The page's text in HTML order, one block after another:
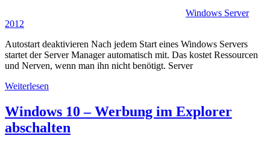
Windows Server
2012
Autostart deaktivieren Nach jedem Start eines Windows Servers
startet der Server Manager automatisch mit. Das kostet Ressourcen
und Nerven, wenn man ihn nicht benötigt. Server
Weiterlesen
Windows 10 – Werbung im Explorer
abschalten